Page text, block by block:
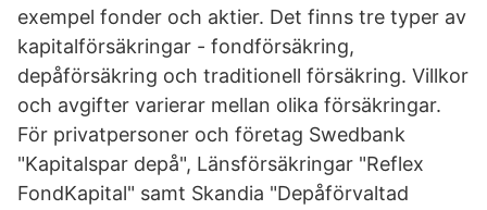
exempel fonder och aktier. Det finns tre typer av
kapitalförsäkringar - fondförsäkring,
depåförsäkring och traditionell försäkring. Villkor
och avgifter varierar mellan olika försäkringar.
För privatpersoner och företag Swedbank
"Kapitalspar depå", Länsförsäkringar "Reflex
FondKapital" samt Skandia "Depåförvaltad